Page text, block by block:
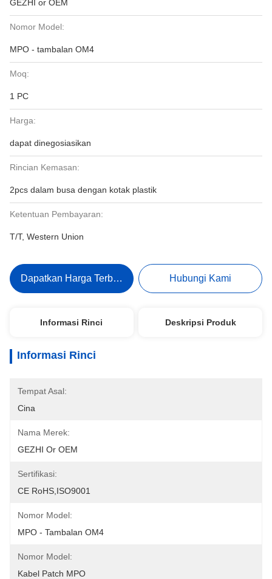
GEZHI or OEM
Nomor Model:
MPO - tambalan OM4
Moq:
1 PC
Harga:
dapat dinegosiasikan
Rincian Kemasan:
2pcs dalam busa dengan kotak plastik
Ketentuan Pembayaran:
T/T, Western Union
Dapatkan Harga Terbaik Hubungi Kami
Informasi Rinci Deskripsi Produk
Informasi Rinci
Tempat Asal:
Cina
Nama Merek:
GEZHI Or OEM
Sertifikasi:
CE RoHS,ISO9001
Nomor Model:
MPO - Tambalan OM4
Nomor Model:
Kabel Patch MPO